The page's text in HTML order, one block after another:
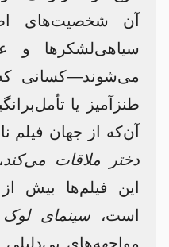
آن شخصیت‌های
سیاهی‌لشکرها و
می‌شوند—کسانی
طنزآمیز یا
آن‌که از جهان فیلم
دختر ملاقات می‌کند
این فیلم‌ها بیش
است،سینمای لوک
مواجهه‌های